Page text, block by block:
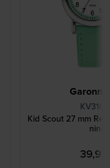
Kid Scout 27 mm
ninos